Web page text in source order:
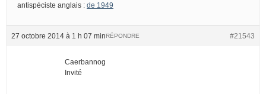
antispéciste anglais : de 1949
27 octobre 2014 à 1 h 07 min #21543
RÉPONDRE
Caerbannog
Invité